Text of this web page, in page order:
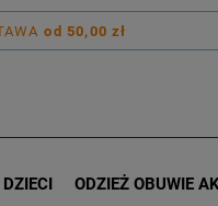
od 50,00 zł
ODZIEŻ OBUWIE